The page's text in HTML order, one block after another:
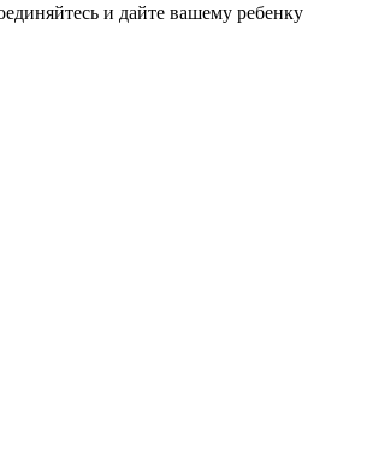
и дайте вашему ребенку